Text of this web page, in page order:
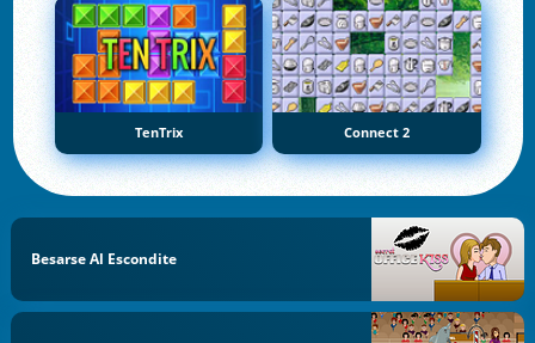
TenTrix Connect 2
Besarse Al Escondite